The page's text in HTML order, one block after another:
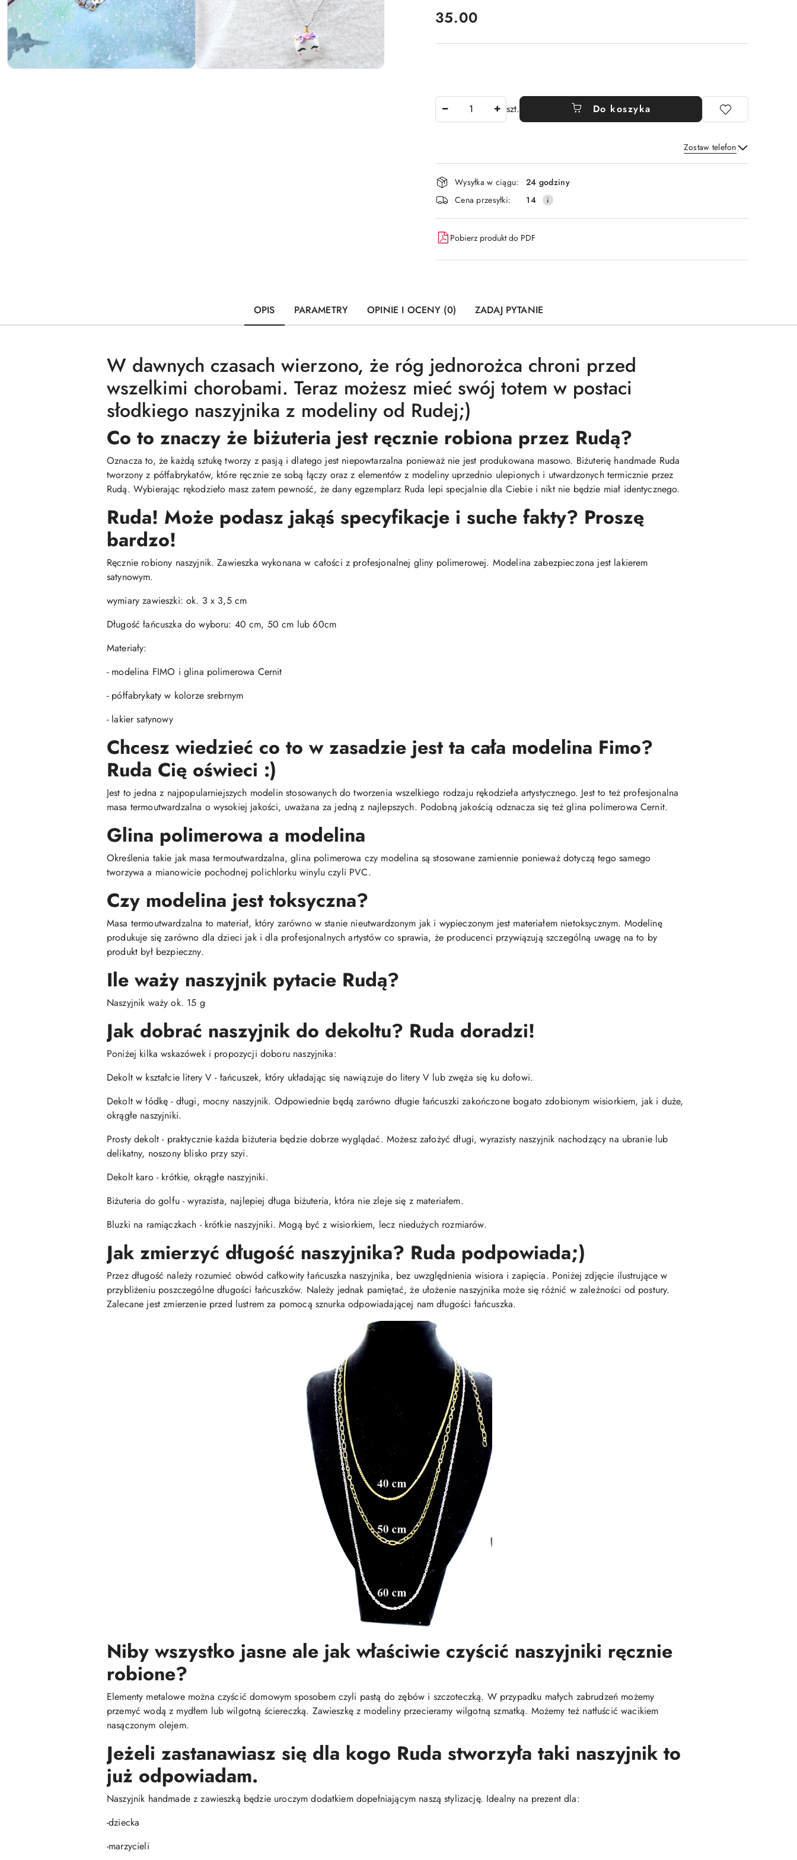
cena:
35.00
szt. Do koszyka
Zostaw telefon
Wyślij
Dostępność
i
dostawa
Wysyłka w ciągu:
24 godziny
Cena przesyłki:
14
Pobierz produkt do PDF
OPIS PARAMETRY OPINIE I OCENY (0) ZADAJ PYTANIE
W dawnych czasach wierzono, że róg jednorożca chroni przed
wszelkimi chorobami. Teraz możesz mieć swój totem w postaci
słodkiego naszyjnika z modeliny od Rudej;)
Co to znaczy że biżuteria jest ręcznie robiona przez Rudą?
Oznacza to, że każdą sztukę tworzy z pasją i dlatego jest niepowtarzalna ponieważ nie jest produkowana masowo. Biżuterię handmade Ruda
tworzony z półfabrykatów, które ręcznie ze sobą łączy oraz z elementów z modeliny uprzednio ulepionych i utwardzonych termicznie przez
Rudą. Wybierając rękodzieło masz zatem pewność, że dany egzemplarz Ruda lepi specjalnie dla Ciebie i nikt nie będzie miał identycznego.
Ruda! Może podasz jakąś specyfikacje i suche fakty? Proszę
bardzo!
Ręcznie robiony naszyjnik. Zawieszka wykonana w całości z profesjonalnej gliny polimerowej. Modelina zabezpieczona jest lakierem
satynowym.
wymiary zawieszki: ok. 3 x 3,5 cm
Długość łańcuszka do wyboru: 40 cm, 50 cm lub 60cm
Materiały:
- modelina FIMO i glina polimerowa Cernit
- półfabrykaty w kolorze srebrnym
- lakier satynowy
Chcesz wiedzieć co to w zasadzie jest ta cała modelina Fimo?
Ruda Cię oświeci :)
Jest to jedna z najpopularniejszych modelin stosowanych do tworzenia wszelkiego rodzaju rękodzieła artystycznego. Jest to też profesjonalna
masa termoutwardzalna o wysokiej jakości, uważana za jedną z najlepszych. Podobną jakością odznacza się też glina polimerowa Cernit.
Glina polimerowa a modelina
Określenia takie jak masa termoutwardzalna, glina polimerowa czy modelina są stosowane zamiennie ponieważ dotyczą tego samego
tworzywa a mianowicie pochodnej polichlorku winylu czyli PVC.
Czy modelina jest toksyczna?
Masa termoutwardzalna to materiał, który zarówno w stanie nieutwardzonym jak i wypieczonym jest materiałem nietoksycznym. Modelinę
produkuje się zarówno dla dzieci jak i dla profesjonalnych artystów co sprawia, że producenci przywiązują szczególną uwagę na to by
produkt był bezpieczny.
Ile waży naszyjnik pytacie Rudą?
Naszyjnik waży ok. 15 g
Jak dobrać naszyjnik do dekoltu? Ruda doradzi!
Poniżej kilka wskazówek i propozycji doboru naszyjnika:
Dekolt w kształcie litery V - łańcuszek, który układając się nawiązuje do litery V lub zwęża się ku dołowi.
Dekolt w łódkę - długi, mocny naszyjnik. Odpowiednie będą zarówno długie łańcuszki zakończone bogato zdobionym wisiorkiem, jak i duże,
okrągłe naszyjniki.
Prosty dekolt - praktycznie każda biżuteria będzie dobrze wyglądać. Możesz założyć długi, wyrazisty naszyjnik nachodzący na ubranie lub
delikatny, noszony blisko przy szyi.
Dekolt karo - krótkie, okrągłe naszyjniki.
Biżuteria do golfu - wyrazista, najlepiej długa biżuteria, która nie zleje się z materiałem.
Bluzki na ramiączkach - krótkie naszyjniki. Mogą być z wisiorkiem, lecz niedużych rozmiarów.
Jak zmierzyć długość naszyjnika? Ruda podpowiada;)
Przez długość należy rozumieć obwód całkowity łańcuszka naszyjnika, bez uwzględnienia wisiora i zapięcia. Poniżej zdjęcie ilustrujące w
przybliżeniu poszczególne długości łańcuszków. Należy jednak pamiętać, że ułożenie naszyjnika może się różnić w zależności od postury.
Zalecane jest zmierzenie przed lustrem za pomocą sznurka odpowiadającej nam długości łańcuszka.
Niby wszystko jasne ale jak właściwie czyścić naszyjniki ręcznie
robione?
Elementy metalowe można czyścić domowym sposobem czyli pastą do zębów i szczoteczką. W przypadku małych zabrudzeń możemy
przemyć wodą z mydłem lub wilgotną ściereczką. Zawieszkę z modeliny przecieramy wilgotną szmatką. Możemy też natłuścić wacikiem
nasączonym olejem.
Jeżeli zastanawiasz się dla kogo Ruda stworzyła taki naszyjnik to
już odpowiadam.
Naszyjnik handmade z zawieszką będzie uroczym dodatkiem dopełniającym naszą stylizację. Idealny na prezent dla:
-dziecka
-marzycieli